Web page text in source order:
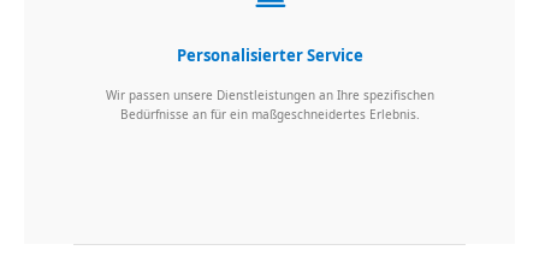
Personalisierter Service
Wir passen unsere Dienstleistungen an Ihre spezifischen
Bedürfnisse an für ein maßgeschneidertes Erlebnis.